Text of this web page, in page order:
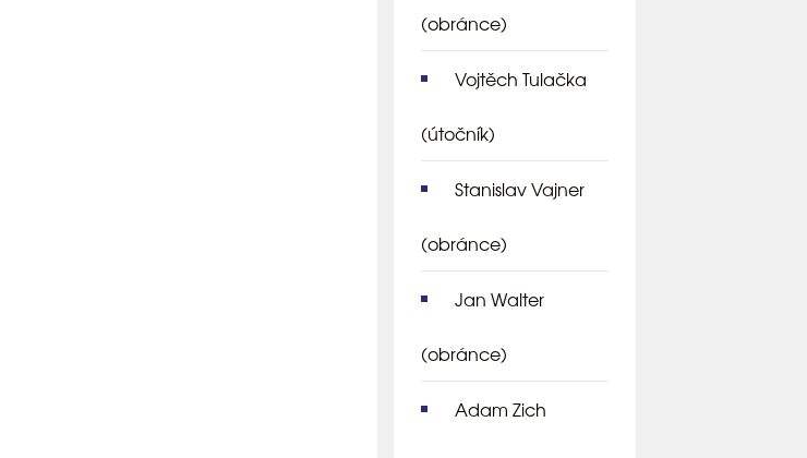
(obránce)
Vojtěch Tulačka
(útočník)
Stanislav Vajner
(obránce)
Jan Walter
(obránce)
Adam Zich